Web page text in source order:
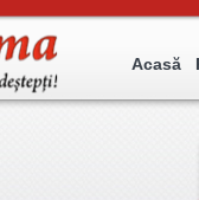
Acasă